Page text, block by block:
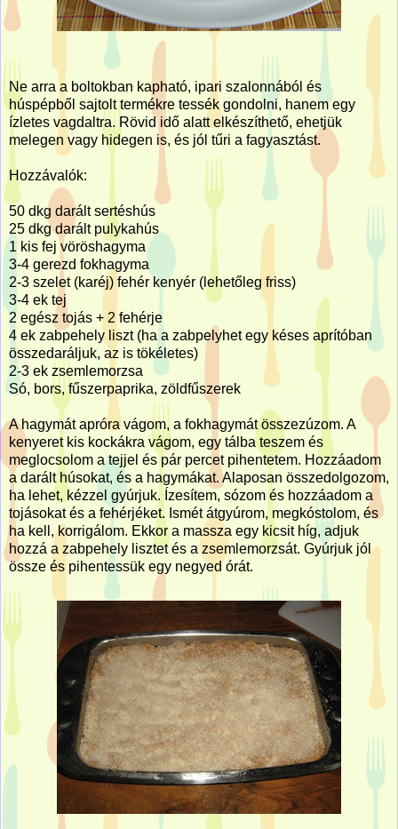
Ne arra a boltokban kapható, ipari szalonnából és
húspépből sajtolt termékre tessék gondolni, hanem egy
ízletes vagdaltra. Rövid idő alatt elkészíthető, ehetjük
melegen vagy hidegen is, és jól tűri a fagyasztást.
Hozzávalók:
50 dkg darált sertéshús
25 dkg darált pulykahús
1 kis fej vöröshagyma
3-4 gerezd fokhagyma
2-3 szelet (karéj) fehér kenyér (lehetőleg friss)
3-4 ek tej
2 egész tojás + 2 fehérje
4 ek zabpehely liszt (ha a zabpelyhet egy késes aprítóban
összedaráljuk, az is tökéletes)
2-3 ek zsemlemorzsa
Só, bors, fűszerpaprika, zöldfűszerek
A hagymát apróra vágom, a fokhagymát összezúzom. A
kenyeret kis kockákra vágom, egy tálba teszem és
meglocsolom a tejjel és pár percet pihentetem. Hozzáadom
a darált húsokat, és a hagymákat. Alaposan összedolgozom,
ha lehet, kézzel gyúrjuk. Ízesítem, sózom és hozzáadom a
tojásokat és a fehérjéket. Ismét átgyúrom, megkóstolom, és
ha kell, korrigálom. Ekkor a massza egy kicsit híg, adjuk
hozzá a zabpehely lisztet és a zsemlemorzsát. Gyúrjuk jól
össze és pihentessük egy negyed órát.